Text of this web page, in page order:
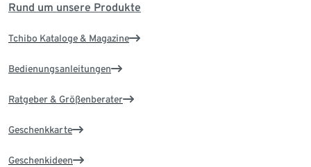
Rund um unsere Produkte
Tchibo Kataloge & Magazine
Bedienungsanleitungen
Ratgeber & Größenberater
Geschenkkarte
Geschenkideen